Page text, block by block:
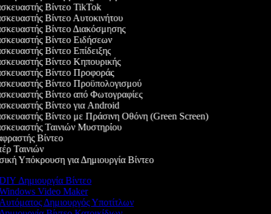
Βίντεο TikTok
Βίντεο Αυτοκινήτου
Βίντεο Διακόσμησης
Βίντεο Ειδήσεων
Βίντεο Επίδειξης
Βίντεο Κηπουρικής
Βίντεο Προφοράς
Βίντεο Προϋπολογισμού
Βίντεο από Φωτογραφίες
Βίντεο για Android
Βίντεο με Πράσινη Οθόνη (Green Screen)
Ταινιών Μυστηρίου
Βίντεο
Ταινιών
Υπόκρουση για Δημιουργία Βίντεο
Δημιουργία Βίντεο
Video Maker
Δημιουργός Υποτίτλων